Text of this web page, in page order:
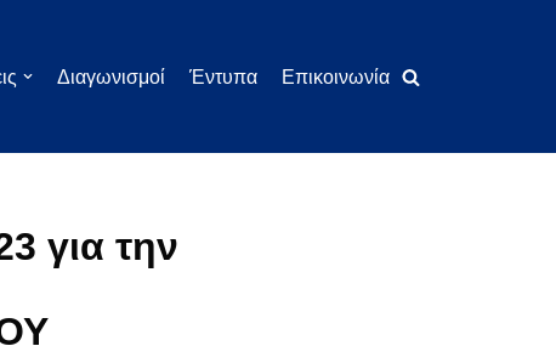
Διαγωνισμοί Έντυπα Επικοινωνία
για την